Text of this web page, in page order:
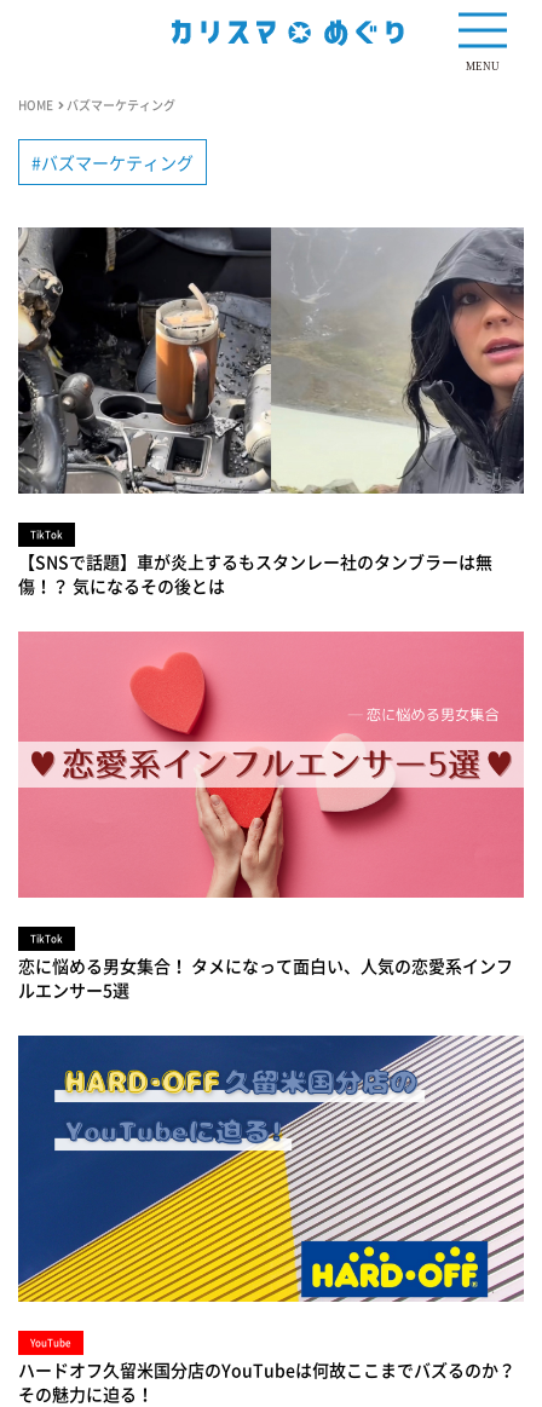
MENU
HOME バズマーケティング
バズマーケティング
TikTok
【SNSで話題】車が炎上するもスタンレー社のタンブラーは無
傷！？ 気になるその後とは
TikTok
恋に悩める男女集合！ タメになって面白い、人気の恋愛系インフ
ルエンサー5選
YouTube
ハードオフ久留米国分店のYouTubeは何故ここまでバズるのか？
その魅力に迫る！